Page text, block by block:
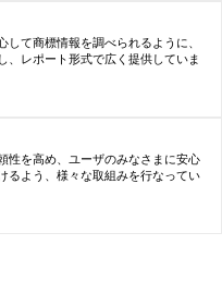
して商標情報を調べられるように、
、レポート形式で広く提供していま
性を高め、ユーザのみなさまに安心
るよう、様々な取組みを行なってい